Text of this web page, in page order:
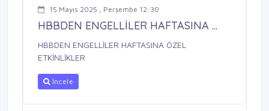
15 Mayıs 2025 , Perşembe 12:30
HBBDEN ENGELLİLER HAFTASINA ...
HBBDEN ENGELLİLER HAFTASINA ÖZEL
ETKİNLİKLER
İncele